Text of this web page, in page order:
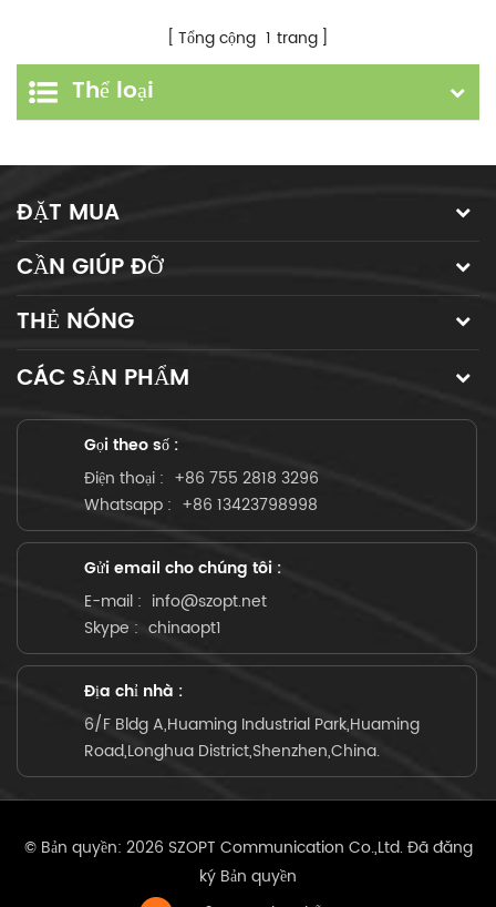
Tổng cộng 1 trang
Thể loại
ĐẶT MUA
CẦN GIÚP ĐỠ
THẺ NÓNG
CÁC SẢN PHẨM
Gọi theo số :
Điện thoại : +86 755 2818 3296
Whatsapp : +86 13423798998
Gửi email cho chúng tôi :
E-mail : info@szopt.net
Skype : chinaopt1
Địa chỉ nhà :
6/F Bldg A,Huaming Industrial Park,Huaming
Road,Longhua District,Shenzhen,China.
© Bản quyền: 2026 SZOPT Communication Co.,Ltd. Đã đăng
ký Bản quyền